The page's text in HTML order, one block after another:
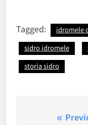
Tagged: idromele
sidro idromele
storia sidro